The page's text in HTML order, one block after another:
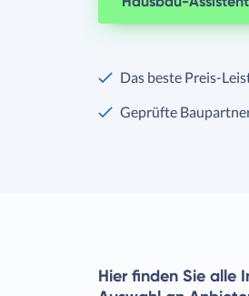
Das beste Preis-
Geprüfte
Hier finden Sie alle